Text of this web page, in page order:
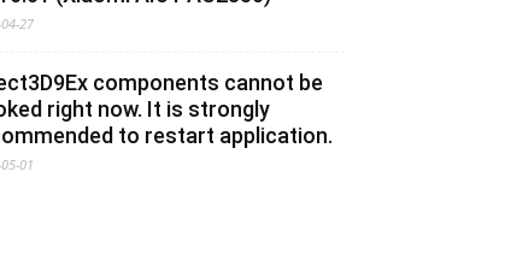
27
components cannot be
right now. It is strongly
to restart application.
01